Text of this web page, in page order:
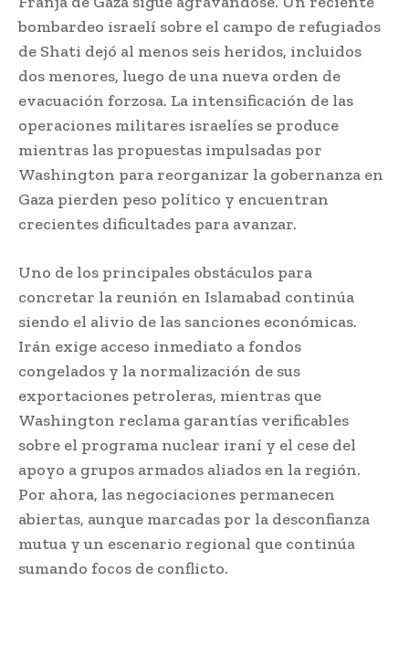
bombardeo israelí sobre el campo de refugiados
de Shati dejó al menos seis heridos, incluidos
dos menores, luego de una nueva orden de
evacuación forzosa. La intensificación de las
operaciones militares israelíes se produce
mientras las propuestas impulsadas por
Washington para reorganizar la gobernanza en
Gaza pierden peso político y encuentran
crecientes dificultades para avanzar.
Uno de los principales obstáculos para
concretar la reunión en Islamabad continúa
siendo el alivio de las sanciones económicas.
Irán exige acceso inmediato a fondos
congelados y la normalización de sus
exportaciones petroleras, mientras que
Washington reclama garantías verificables
sobre el programa nuclear iraní y el cese del
apoyo a grupos armados aliados en la región.
Por ahora, las negociaciones permanecen
abiertas, aunque marcadas por la desconfianza
mutua y un escenario regional que continúa
sumando focos de conflicto.